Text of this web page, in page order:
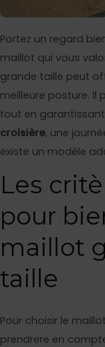
Portez un regard
maillot qui vous
grande taille peut
meilleure posture. Il
tout en
croisière, une
existe un modèle
Les
pour
maillot
taille
Pour choisir le
prendrere en